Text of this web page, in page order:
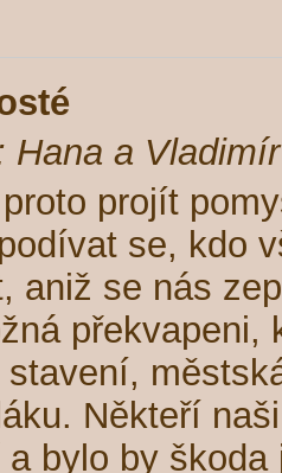
Hana a
projít
se, kdo
aniž se nás
překvapeni,
Někteří
bylo by